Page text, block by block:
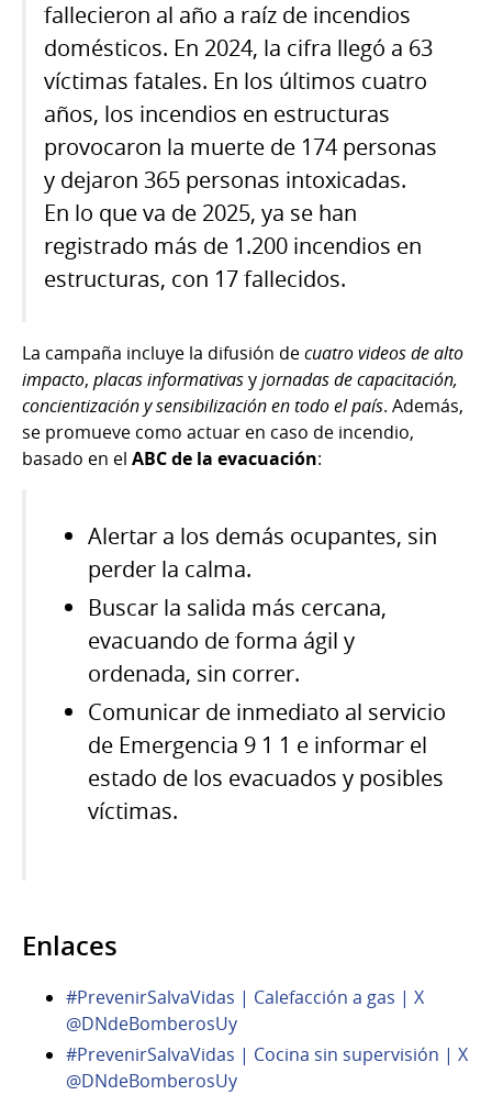
fallecieron al año a raíz de incendios
domésticos. En 2024, la cifra llegó a 63
víctimas fatales. En los últimos cuatro
años, los incendios en estructuras
provocaron la muerte de 174 personas
y dejaron 365 personas intoxicadas.
En lo que va de 2025, ya se han
registrado más de 1.200 incendios en
estructuras, con 17 fallecidos.
La campaña incluye la difusión decuatro videos de alto
impacto, placas informativasyjornadas de capacitación,
concientización y sensibilización en todo el país. Además,
se promueve como actuar en caso de incendio,
basado en el ABC de la evacuación:
Alertar a los demás ocupantes, sin
perder la calma.
Buscar la salida más cercana,
evacuando de forma ágil y
ordenada, sin correr.
Comunicar de inmediato al servicio
de Emergencia 9 1 1 e informar el
estado de los evacuados y posibles
víctimas.
Enlaces
#PrevenirSalvaVidas | Calefacción a gas | X
@DNdeBomberosUy
#PrevenirSalvaVidas | Cocina sin supervisión | X
@DNdeBomberosUy